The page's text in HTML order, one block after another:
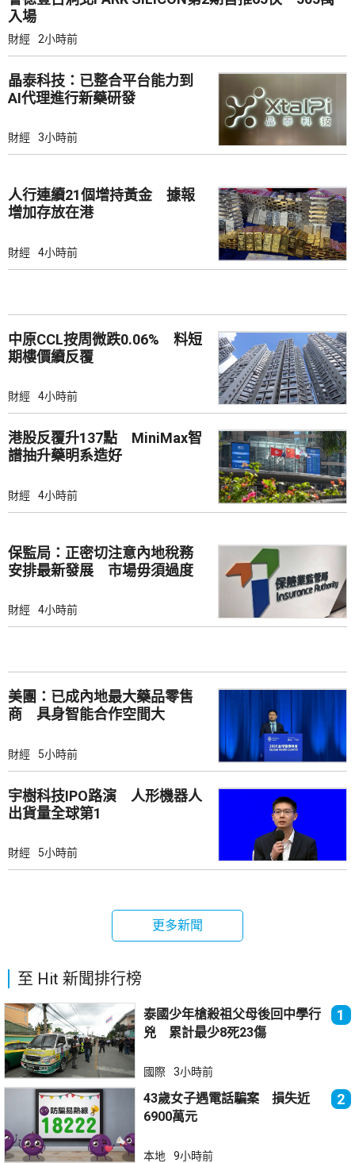
入場
財經 2小時前
晶泰科技：已整合平台能力到
AI代理進行新藥研發
財經 3小時前
人行連續21個增持黃金 據報
增加存放在港
財經 4小時前
中原CCL按周微跌0.06% 料短
期樓價續反覆
財經 4小時前
港股反覆升137點 MiniMax智
譜抽升藥明系造好
財經 4小時前
保監局：正密切注意內地稅務
安排最新發展 市場毋須過度
財經 4小時前
美團：已成內地最大藥品零售
商 具身智能合作空間大
財經 5小時前
宇樹科技IPO路演 人形機器人
出貨量全球第1
財經 5小時前
更多新聞
至 Hit 新聞排行榜
泰國少年槍殺祖父母後回中學行
兇 累計最少8死23傷
1
國際 3小時前
43歲女子遇電話騙案 損失近
6900萬元
2
本地 9小時前